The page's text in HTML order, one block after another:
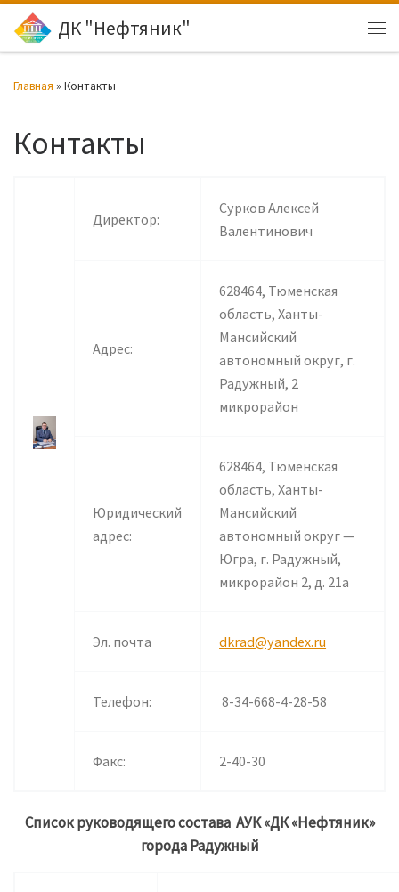
Перейти к содержимому
ДК "Нефтяник"
Главная » Контакты
Контакты
Директор:
Сурков Алексей
Валентинович
Адрес:
628464, Тюменская
область, Ханты-
Мансийский
автономный округ, г.
Радужный, 2
микрорайон
Юридический
адрес:
628464, Тюменская
область, Ханты-
Мансийский
автономный округ —
Югра, г. Радужный,
микрорайон 2, д. 21а
Эл. почта dkrad@yandex.ru
Телефон: 8-34-668-4-28-58
Факс: 2-40-30
Список руководящего состава АУК «ДК «Нефтяник»
города Радужный